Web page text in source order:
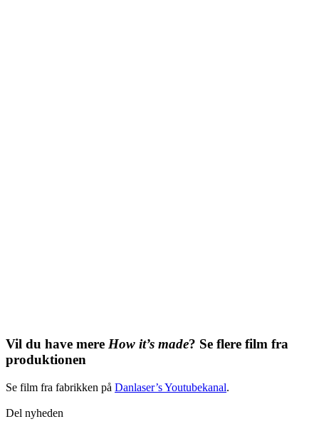
Vil du have mere How it’s made? Se flere film fra
produktionen
Se film fra fabrikken på Danlaser’s Youtubekanal.
Del nyheden